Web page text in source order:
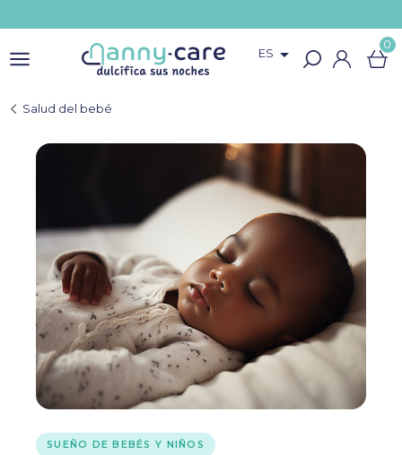
ES  0
Salud del bebé
SUEÑO DE BEBÉS Y NIÑOS